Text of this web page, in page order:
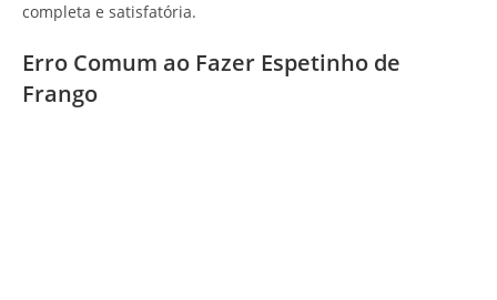
completa e satisfatória.
Erro Comum ao Fazer Espetinho de
Frango